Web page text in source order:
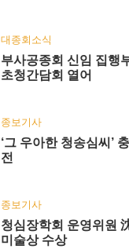
대종회소식
부사공종회 신임 집행
초청간담회 열어
종보기사
‘그 우아한 청송심씨’
전
종보기사
청심장학회 운영위원
미술상 수상